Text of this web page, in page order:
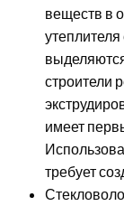
веществ в
утеплителя
строители
имеет
требует